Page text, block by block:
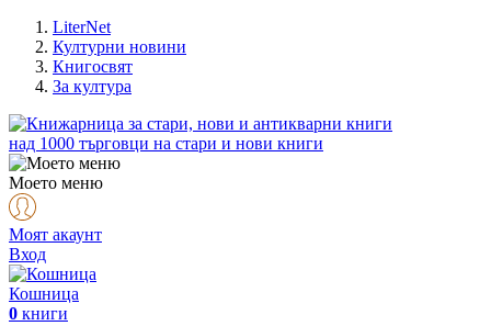
LiterNet
Културни новини
Книгосвят
За култура
над 1000 търговци на стари и нови книги
Моето меню
Моят акаунт
Вход
Кошница
0 книги